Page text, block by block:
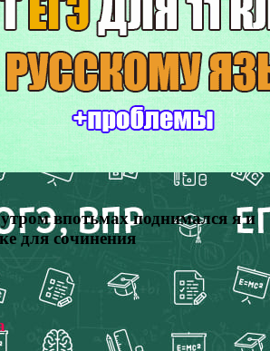
впотьмах поднимался я и
для сочинения